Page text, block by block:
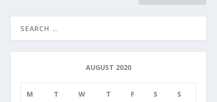
AUGUST 2020
M T W T F S S